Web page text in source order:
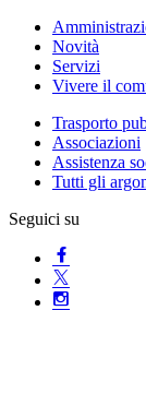
Novità
Servizi
Vivere il
Trasporto
Associazioni
Assistenza
Tutti gli
Seguici su